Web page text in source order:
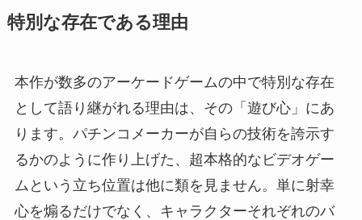
特別な存在である理由
本作が数多のアーケードゲームの中で特別な存在
として語り継がれる理由は、その「遊び心」にあ
ります。パチンコメーカーが自らの技術を誇示す
るかのように作り上げた、超本格的なビデオゲー
ムという立ち位置は他に類を見ません。単に射幸
心を煽るだけでなく、キャラクターそれぞれのバ